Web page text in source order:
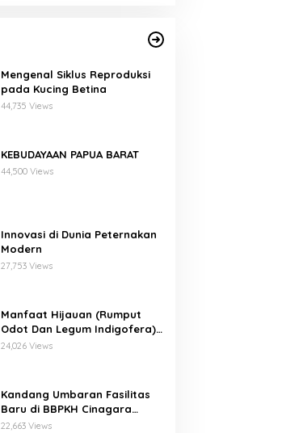
Mengenal Siklus Reproduksi
pada Kucing Betina
44,735 Views
KEBUDAYAAN PAPUA BARAT
44,500 Views
Innovasi di Dunia Peternakan
Modern
27,753 Views
Manfaat Hijauan (Rumput
Odot Dan Legum Indigofera)
Untuk Ayam Buras Kub Dan
24,026 Views
Kandang Umbaran Fasilitas
Baru di BBPKH Cinagara
Bogor
22,663 Views